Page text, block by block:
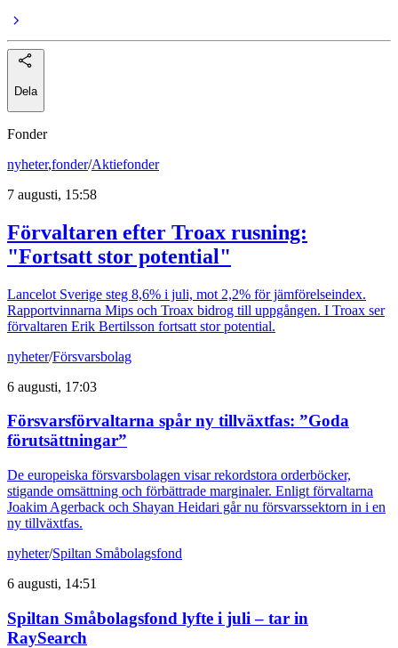
Dela
Fonder
nyheter,fonder/Aktiefonder
7 augusti, 15:58
Förvaltaren efter Troax rusning:
"Fortsatt stor potential"
Lancelot Sverige steg 8,6% i juli, mot 2,2% för jämförelseindex.
Rapportvinnarna Mips och Troax bidrog till uppgången. I Troax ser
förvaltaren Erik Bertilsson fortsatt stor potential.
nyheter/Försvarsbolag
6 augusti, 17:03
Försvarsförvaltarna spår ny tillväxtfas: ”Goda
förutsättningar”
De europeiska försvarsbolagen visar rekordstora orderböcker,
stigande omsättning och förbättrade marginaler. Enligt förvaltarna
Joakim Agerback och Shayan Heidari går nu försvarssektorn in i en
ny tillväxtfas.
nyheter/Spiltan Småbolagsfond
6 augusti, 14:51
Spiltan Småbolagsfond lyfte i juli – tar in
RaySearch